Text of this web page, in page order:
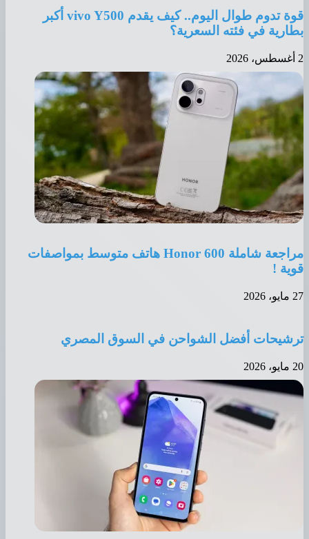
قوة تدوم طوال اليوم.. كيف يقدم vivo Y500 أكبر
بطارية في فئته السعرية؟
2 أغسطس، 2026
مراجعة شاملة Honor 600 هاتف متوسط بمواصفات
قوية !
27 مايو، 2026
ترشيحات أفضل الشواحن في السوق المصري
20 مايو، 2026